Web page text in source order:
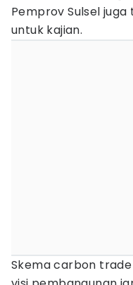
Pemprov Sulsel
untuk kajian.
Skema carbon